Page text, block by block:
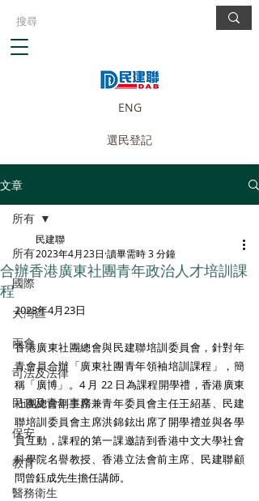
ENG
選民登記
文章
所有
國際
大灣區
兩會
司法及法律
民政及青年事務
保安
教育
醫務衛生
所有
合辦香港廣東社團青年政治人才培訓課
程
民建聯
2023年4月23日 讀畢需時 3 分鐘
2023年4月23日
香港廣東社團總會與民建聯培訓委員會，針對年
青會員合辦「廣東社團青年領袖培訓課程」，簡
稱「廣博」。4 月 22 日為課程開學禮，香港廣東
社團總會副主席兼青年委員會主任王紹基、民建
聯培訓委員會主席洪錦鉉出席了開學禮並與各學
員互動，課程的第一課邀請到香港中文大學社會
科學院名譽教授、香港立法會前主席、民建聯顧
問曾鈺成先生擔任講師。